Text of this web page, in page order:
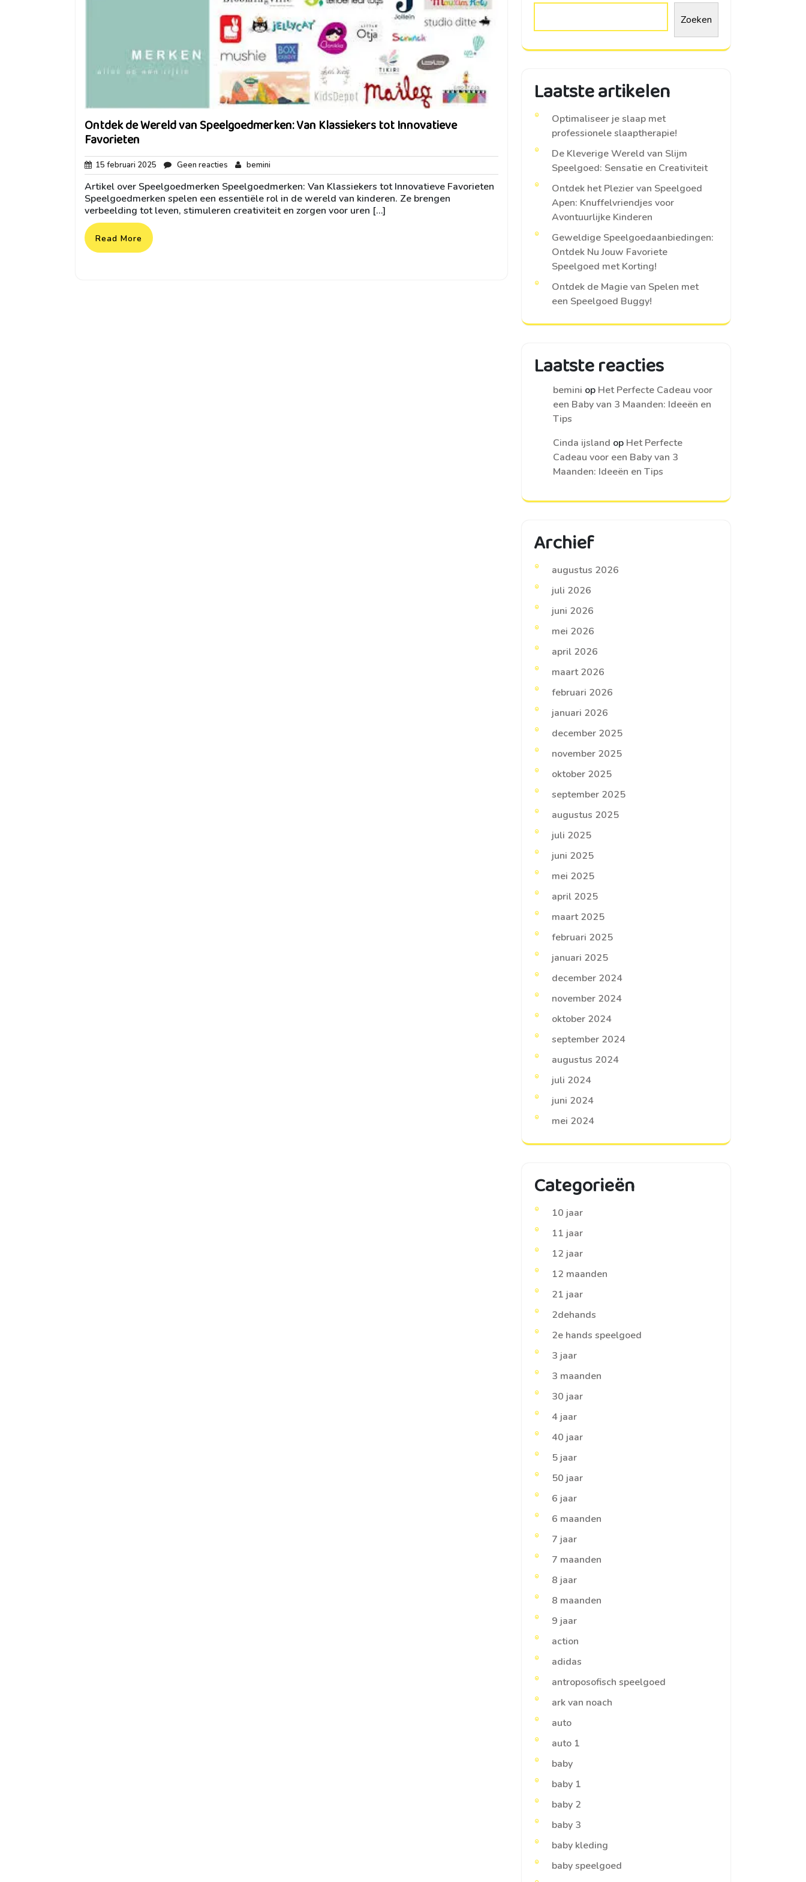
Ontdek de Wereld van Speelgoedmerken: Van Klassiekers tot Innovatieve
Favorieten
15 februari 2025 15
februari
2025
Geen reacties Geen
reacties
bemini
Artikel over Speelgoedmerken Speelgoedmerken: Van Klassiekers tot Innovatieve Favorieten
Speelgoedmerken spelen een essentiële rol in de wereld van kinderen. Ze brengen
verbeelding tot leven, stimuleren creativiteit en zorgen voor uren […]
Read More
Zoeken
Laatste artikelen
Optimaliseer je slaap met
professionele slaaptherapie!
De Kleverige Wereld van Slijm
Speelgoed: Sensatie en Creativiteit
Ontdek het Plezier van Speelgoed
Apen: Knuffelvriendjes voor
Avontuurlijke Kinderen
Geweldige Speelgoedaanbiedingen:
Ontdek Nu Jouw Favoriete
Speelgoed met Korting!
Ontdek de Magie van Spelen met
een Speelgoed Buggy!
Laatste reacties
bemini op Het Perfecte Cadeau voor
een Baby van 3 Maanden: Ideeën en
Tips
Cinda ijsland op Het Perfecte
Cadeau voor een Baby van 3
Maanden: Ideeën en Tips
Archief
augustus 2026
juli 2026
juni 2026
mei 2026
april 2026
maart 2026
februari 2026
januari 2026
december 2025
november 2025
oktober 2025
september 2025
augustus 2025
juli 2025
juni 2025
mei 2025
april 2025
maart 2025
februari 2025
januari 2025
december 2024
november 2024
oktober 2024
september 2024
augustus 2024
juli 2024
juni 2024
mei 2024
Categorieën
10 jaar
11 jaar
12 jaar
12 maanden
21 jaar
2dehands
2e hands speelgoed
3 jaar
3 maanden
30 jaar
4 jaar
40 jaar
5 jaar
50 jaar
6 jaar
6 maanden
7 jaar
7 maanden
8 jaar
8 maanden
9 jaar
action
adidas
antroposofisch speelgoed
ark van noach
auto
auto 1
baby
baby 1
baby 2
baby 3
baby kleding
baby speelgoed